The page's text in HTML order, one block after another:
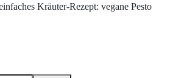
Kräuter-Rezept: vegane Pesto